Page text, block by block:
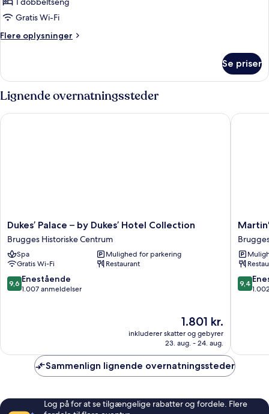
af
Executive
Double
Gratis Wi-Fi
Flere oplysninger
Flere
Double
Se priser
Lignende overnatningssteder
Dukes’
Palace
–
by
Dukes’
Hotel
Collection
Dukes’ Palace – by Dukes’ Hotel Collection
Brugges Historiske Centrum
Spa
Mulighed for parkering
Gratis Wi-Fi
Restaurant
9.6
ud
9,6 Enestående
1.007 anmeldelser
Prisen
er
1.801 kr.
1.801 kr.
inkluderer skatter og gebyrer
23. aug. - 24. aug.
Dukes’ Palace – by Dukes’ Hotel Collection
Martin's
Relais
Brugges
9.4
ud
9,4
Martin's
Sammenlign lignende overnatningssteder
Log på for at se tilgængelige rabatter og fordele. Flere